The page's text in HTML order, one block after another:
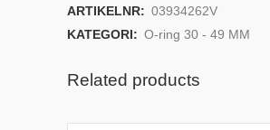
ARTIKELNR: 03934262V
KATEGORI: O-ring 30 - 49 MM
Related products